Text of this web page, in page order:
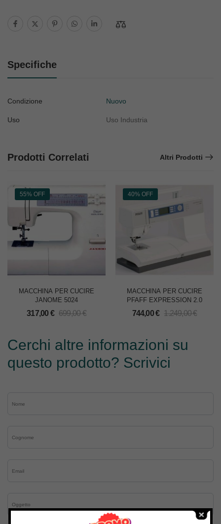
Specifiche
Condizione Nuovo
Uso Uso Industria
Prodotti Correlati Altri Prodotti
55% OFF
MACCHINA PER CUCIRE
JANOME 5024
317,00 € 699,00€
40% OFF
MACCHINA PER CUCIRE
PFAFF EXPRESSION 2.0
744,00€ 1.249,00€
Cerchi altre informazioni su
questo prodotto? Scrivici